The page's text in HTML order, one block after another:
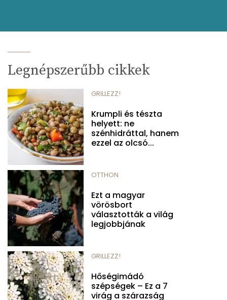
Legnépszerűbb cikkek
GRILLEZZ!
Krumpli és tészta
helyett: ne
szénhidráttal, hanem
ezzel az olcsó...
OTTHON
Ezt a magyar
vörösbort
választották a világ
legjobbjának
GRILLEZZ!
Hőségimádó
szépségek – Ez a 7
virág a szárazság